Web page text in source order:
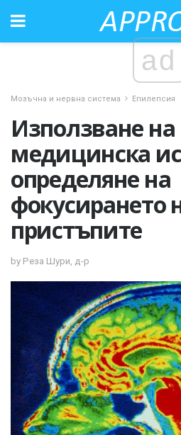
ad
Мозъчна и нервна система Епилепсия
Използване на
медицинска
определяне на
фокусирането
пристъпите
by Реза Шури, д-р